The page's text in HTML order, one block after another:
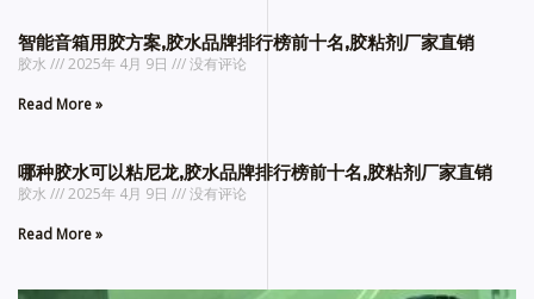
智能音箱用胶方案,胶水品牌排行榜前十名,胶粘剂厂家直销
胶水 2025年 4月 9日
没有评论
Read More »
哪种胶水可以粘尼龙,胶水品牌排行榜前十名,胶粘剂厂家直销
胶水 2025年 4月 9日
没有评论
Read More »